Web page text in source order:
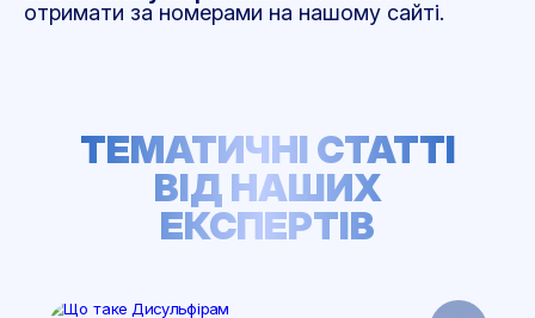
отримати за номерами на нашому сайті.
ТЕМАТИЧНІ СТАТТІ
ВІД НАШИХ
ЕКСПЕРТІВ